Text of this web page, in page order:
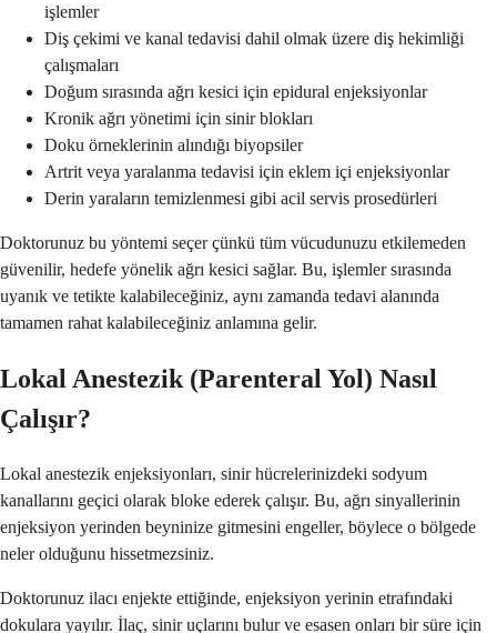
işlemler
Diş çekimi ve kanal tedavisi dahil olmak üzere diş hekimliği
çalışmaları
Doğum sırasında ağrı kesici için epidural enjeksiyonlar
Kronik ağrı yönetimi için sinir blokları
Doku örneklerinin alındığı biyopsiler
Artrit veya yaralanma tedavisi için eklem içi enjeksiyonlar
Derin yaraların temizlenmesi gibi acil servis prosedürleri
Doktorunuz bu yöntemi seçer çünkü tüm vücudunuzu etkilemeden
güvenilir, hedefe yönelik ağrı kesici sağlar. Bu, işlemler sırasında
uyanık ve tetikte kalabileceğiniz, aynı zamanda tedavi alanında
tamamen rahat kalabileceğiniz anlamına gelir.
Lokal Anestezik (Parenteral Yol) Nasıl
Çalışır?
Lokal anestezik enjeksiyonları, sinir hücrelerinizdeki sodyum
kanallarını geçici olarak bloke ederek çalışır. Bu, ağrı sinyallerinin
enjeksiyon yerinden beyninize gitmesini engeller, böylece o bölgede
neler olduğunu hissetmezsiniz.
Doktorunuz ilacı enjekte ettiğinde, enjeksiyon yerinin etrafındaki
dokulara yayılır. İlaç, sinir uçlarını bulur ve esasen onları bir süre için